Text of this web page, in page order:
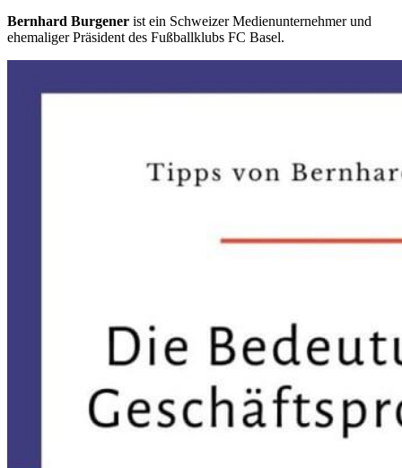
Bernhard Burgener ist ein Schweizer Medienunternehmer und
ehemaliger Präsident des Fußballklubs FC Basel.